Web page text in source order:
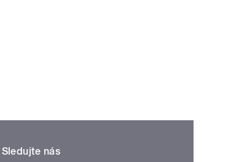
Sledujte nás